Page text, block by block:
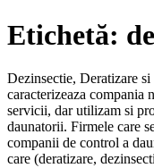
Etichetă:
Dezinsectie, Deratizare
caracterizeaza compania
servicii, dar utilizam si
daunatorii. Firmele care
companii de control a
care (deratizare,